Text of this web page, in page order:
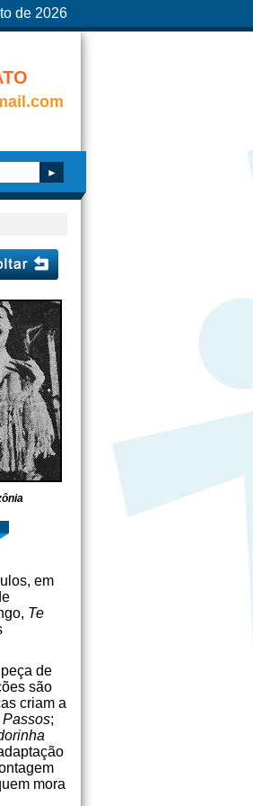
de 2026
em
Te
peça de
são
criam a
;
mora